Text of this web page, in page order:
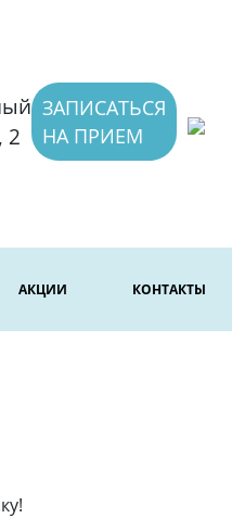
2
ЗАПИСАТЬСЯ
НА ПРИЕМ
АКЦИИ КОНТАКТЫ